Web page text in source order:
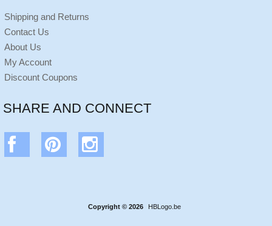
Shipping and Returns
Contact Us
About Us
My Account
Discount Coupons
SHARE AND CONNECT
Copyright © 2026 HBLogo.be